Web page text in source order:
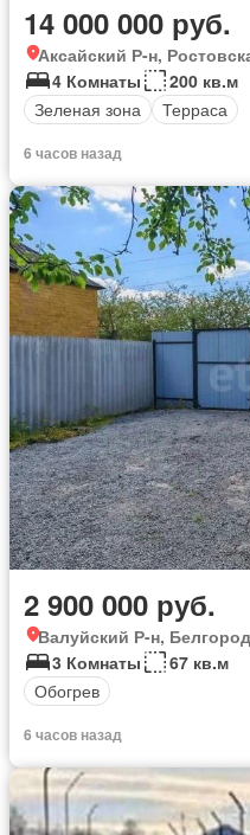
14 000 000 руб.
Аксайский Р-н,
4 Комнаты
200 кв.м
Зеленая зона
Терраса
6 часов назад
2 900 000 руб.
Валуйский Р-н,
3 Комнаты
67 кв.м
Обогрев
6 часов назад